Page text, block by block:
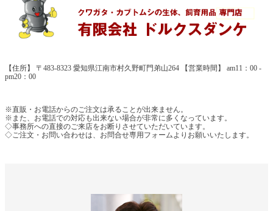
【住所】 〒483-8323 愛知県江南市村久野町門弟山264 【営業時間】 am11：00 -
pm20：00
※直販・お電話からのご注文は承ることが出来ません。
※また、お電話での対応も出来ない場合が非常に多くなっています。
◇事務所への直接のご来店をお断りさせていただいています。
◇ご注文・お問い合わせは、お問合せ専用フォームよりお願いいたします。